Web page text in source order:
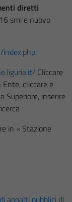
diretti
smi e nuovo
Cliccare
cliccare e
Superiore, inserire
in « Stazione
appalti pubblici di